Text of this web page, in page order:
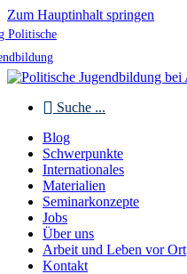
Zum Hauptinhalt springen
Politische
Suche ...
Blog
Schwerpunkte
Internationales
Materialien
Seminarkonzepte
Jobs
Über uns
Arbeit und Leben vor Ort
Kontakt